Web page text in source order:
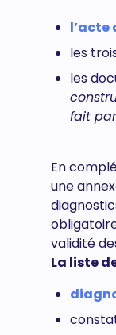
l’acte
les
les
fait
En
une
validité
La liste